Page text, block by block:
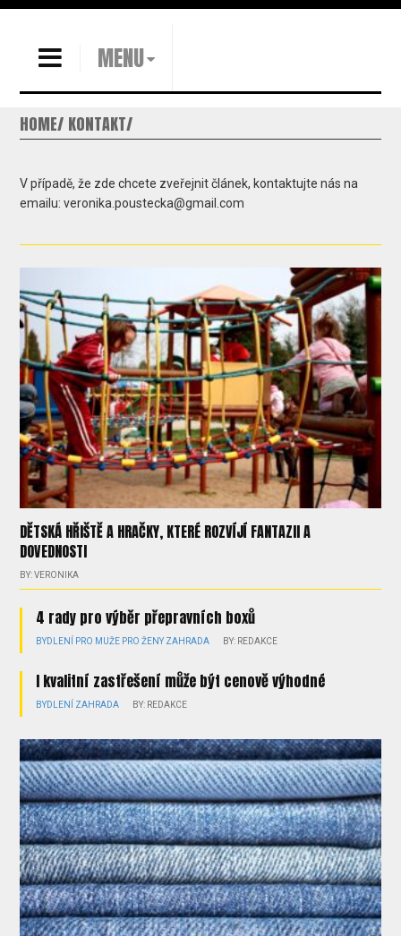
MENU
HOME KONTAKT
V případě, že zde chcete zveřejnit článek, kontaktujte nás na
emailu: veronika.poustecka@gmail.com
DĚTSKÁ HŘIŠTĚ A HRAČKY, KTERÉ ROZVÍJÍ FANTAZII A
DOVEDNOSTI
BY: VERONIKA
4 rady pro výběr přepravních boxů
BYDLENÍ PRO MUŽE PRO ŽENY ZAHRADA BY: REDAKCE
I kvalitní zastřešení může být cenově výhodné
BYDLENÍ ZAHRADA BY: REDAKCE